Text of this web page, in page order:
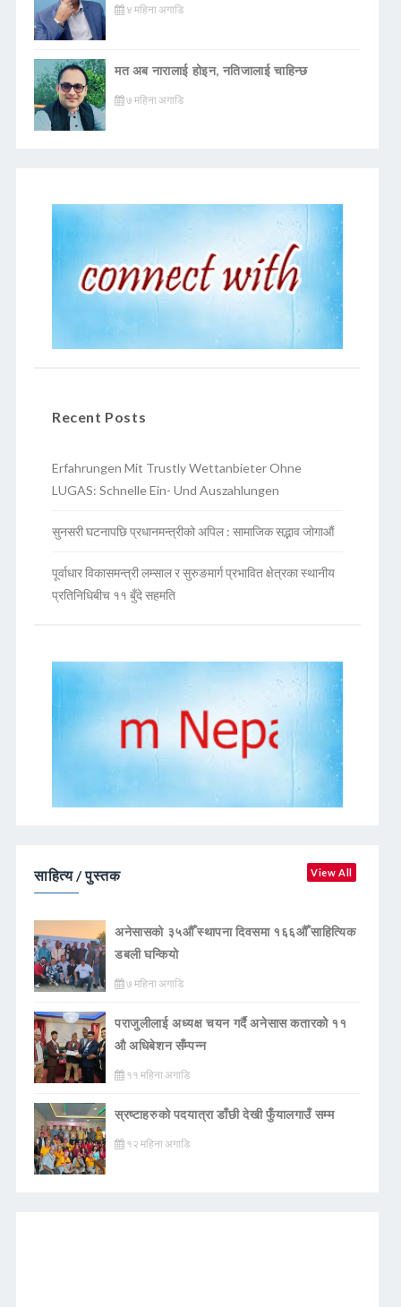
४ महिना अगाडि
मत अब नारालाई होइन, नतिजालाई चाहिन्छ
७ महिना अगाडि
Recent Posts
Erfahrungen Mit Trustly Wettanbieter Ohne
LUGAS: Schnelle Ein- Und Auszahlungen
सुनसरी घटनापछि प्रधानमन्त्रीको अपिल : सामाजिक सद्भाव जोगाऔं
पूर्वाधार विकासमन्त्री लम्साल र सुरुङमार्ग प्रभावित क्षेत्रका स्थानीय
प्रतिनिधिबीच ११ बुँदे सहमति
साहित्य / पुस्तक View All
अनेसासको ३५औँ स्थापना दिवसमा १६६औँ साहित्यिक
डबली घन्कियाे
७ महिना अगाडि
पराजुलीलाई अध्यक्ष चयन गर्दै अनेसास कतारको ११
औ अधिबेशन सँम्पन्न
११ महिना अगाडि
स्रष्टाहरुको पदयात्रा डाँछी देखी फुँयालगाउँ सम्म
१२ महिना अगाडि